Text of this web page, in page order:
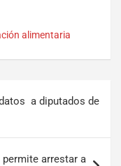
alimentaria
a diputados de
arrestar a